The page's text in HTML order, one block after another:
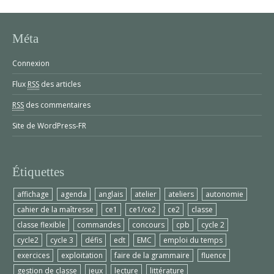
Méta
Connexion
Flux RSS des articles
RSS des commentaires
Site de WordPress-FR
Étiquettes
affichage agenda anglais atelier ateliers
autonomie
cahier de la maîtresse
ce1 ce1/ce2 ce2
classe
classe flexible
commandes concours cpb
cycle 2
cycle2
cycle 3 défis edt EMC
emploi du temps
exercices
exploitation faire de la grammaire
fluence
gestion de classe
jeux lecture littérature